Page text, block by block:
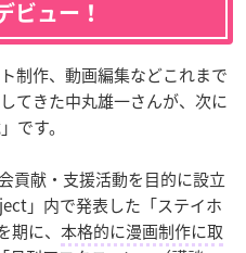
ビュー！
制作、動画編集などこれまで
てきた中丸雄一さんが、次に
です。
貢献・支援活動を目的に設立
」内で発表した「ステイホ
に、 本格的に漫画制作に取